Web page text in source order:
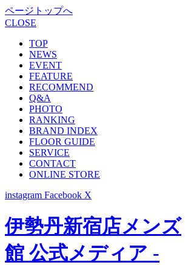
ページトップへ
CLOSE
TOP
NEWS
EVENT
FEATURE
RECOMMEND
Q&A
PHOTO
RANKING
BRAND INDEX
FLOOR GUIDE
SERVICE
CONTACT
ONLINE STORE
instagram Facebook X
伊勢丹新宿店メンズ
館 公式メディア -